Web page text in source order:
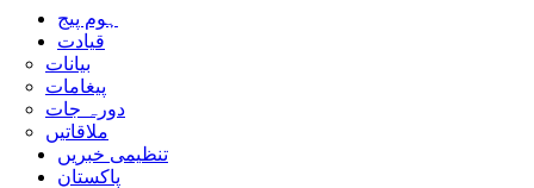
ہوم پیج
قیادت
بیانات
پیغامات
دورہ جات
ملاقاتیں
تنظیمی خبریں
پاکستان